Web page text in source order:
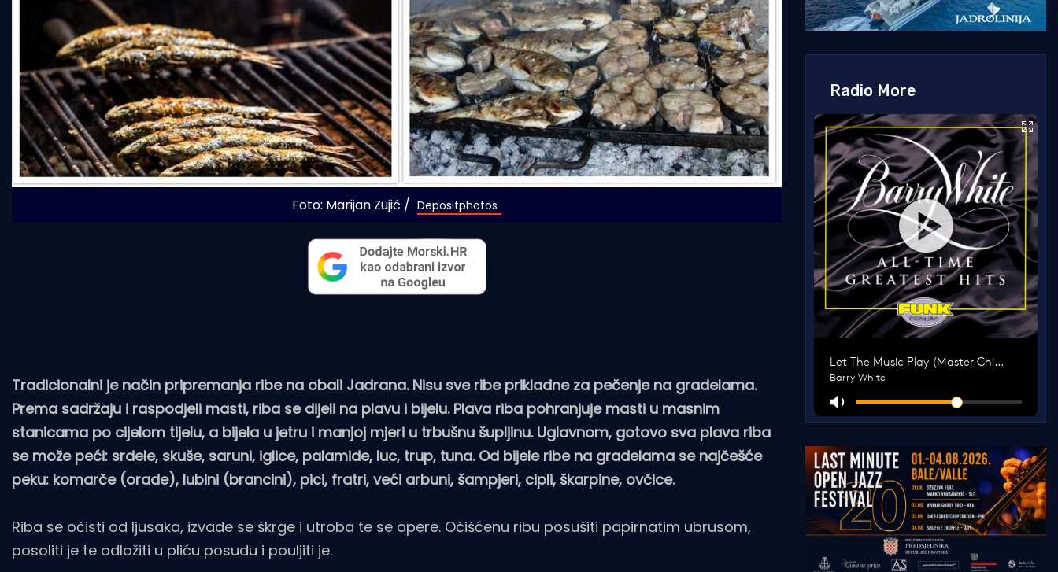
Foto: Marijan Zujić / Depositphotos
Tradicionalni je način pripremanja ribe na obali Jadrana. Nisu sve ribe prikladne za pečenje na gradelama.
Prema sadržaju i raspodjeli masti, riba se dijeli na plavu i bijelu. Plava riba pohranjuje masti u masnim
stanicama po cijelom tijelu, a bijela u jetru i manjoj mjeri u trbušnu šupljinu. Uglavnom, gotovo sva plava riba
se može peći: srdele, skuše, saruni, iglice, palamide, luc, trup, tuna. Od bijele ribe na gradelama se najčešće
peku: komarče (orade), lubini (brancini), pici, fratri, veći arbuni, šampjeri, cipli, škarpine, ovčice.
Riba se očisti od ljusaka, izvade se škrge i utroba te se opere. Očišćenu ribu posušiti papirnatim ubrusom,
posoliti je te odložiti u pliću posudu i pouljiti je.
Radio More